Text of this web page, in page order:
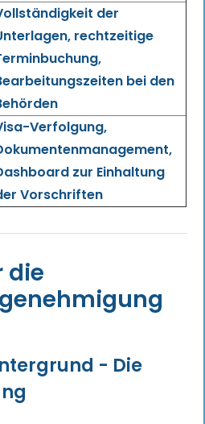
der
rechtzeitige
bei den
Verfolgung,
zur Einhaltung
Vorschriften
die
- Die